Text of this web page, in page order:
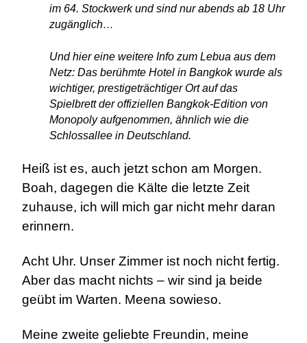
im 64. Stockwerk und sind nur abends ab 18 Uhr
zugänglich…
Und hier eine weitere Info zum Lebua aus dem
Netz: Das berühmte Hotel in Bangkok wurde als
wichtiger, prestigeträchtiger Ort auf das
Spielbrett der offiziellen Bangkok-Edition von
Monopoly aufgenommen, ähnlich wie die
Schlossallee in Deutschland.
Heiß ist es, auch jetzt schon am Morgen.
Boah, dagegen die Kälte die letzte Zeit
zuhause, ich will mich gar nicht mehr daran
erinnern.
Acht Uhr. Unser Zimmer ist noch nicht fertig.
Aber das macht nichts – wir sind ja beide
geübt im Warten. Meena sowieso.
Meine zweite geliebte Freundin, meine